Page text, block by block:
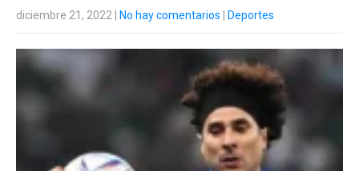
diciembre 21, 2022 No hay comentarios Deportes